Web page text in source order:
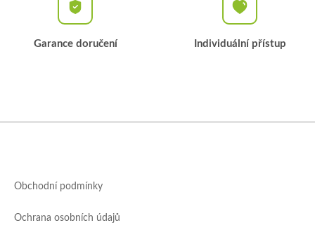
Garance doručení Individuální přístup
Obchodní podmínky
Ochrana osobních údajů